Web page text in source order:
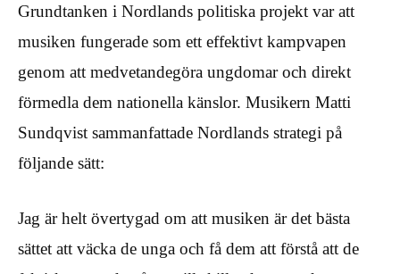
Grundtanken i Nordlands politiska projekt var att
musiken fungerade som ett effektivt kampvapen
genom att medvetandegöra ungdomar och direkt
förmedla dem nationella känslor. Musikern Matti
Sundqvist sammanfattade Nordlands strategi på
följande sätt:
Jag är helt övertygad om att musiken är det bästa
sättet att väcka de unga och få dem att förstå att de